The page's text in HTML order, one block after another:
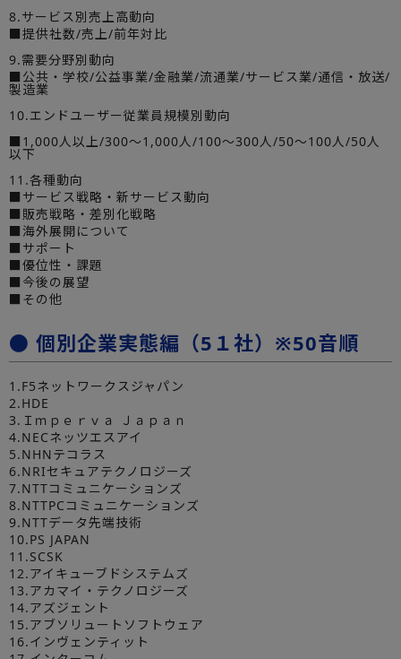
8.サービス別売上高動向
■提供社数/売上/前年対比
9.需要分野別動向
■公共・学校/公益事業/金融業/流通業/サービス業/通信・放送/
製造業
10.エンドユーザー従業員規模別動向
■1,000人以上/300～1,000人/100～300人/50～100人/50人
以下
11.各種動向
■サービス戦略・新サービス動向
■販売戦略・差別化戦略
■海外展開について
■サポート
■優位性・課題
■今後の展望
■その他
● 個別企業実態編（5１社）※50音順
1.F5ネットワークスジャパン
2.HDE
3.Ｉｍｐｅｒｖａ Ｊａｐａｎ
4.NECネッツエスアイ
5.NHNテコラス
6.NRIセキュアテクノロジーズ
7.NTTコミュニケーションズ
8.NTTPCコミュニケーションズ
9.NTTデータ先端技術
10.PS JAPAN
11.SCSK
12.アイキューブドシステムズ
13.アカマイ・テクノロジーズ
14.アズジェント
15.アブソリュートソフトウェア
16.インヴェンティット